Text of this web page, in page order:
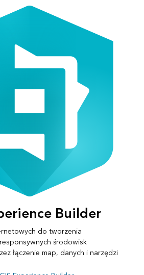
Builder
do tworzenia
środowisk
łączenie map, danych i narzędzi